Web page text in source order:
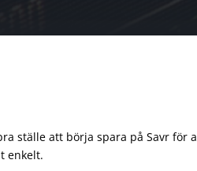
ställe att börja spara på Savr
enkelt.